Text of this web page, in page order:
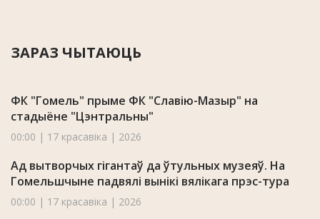
ЗАРАЗ ЧЫТАЮЦЬ
ФК "Гомель" прыме ФК "Славію-Мазыр" на
стадыёне "Цэнтральны"
00:00 | 17 красавіка | 2026
Ад вытворчых гігантаў да ўтульных музеяў. На
Гомельшчыне падвялі вынікі вялікага прэс-тура
00:00 | 17 красавіка | 2026